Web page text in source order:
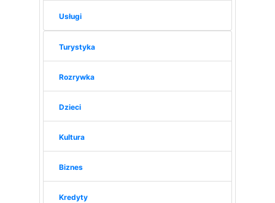
Usługi
Turystyka
Rozrywka
Dzieci
Kultura
Biznes
Kredyty